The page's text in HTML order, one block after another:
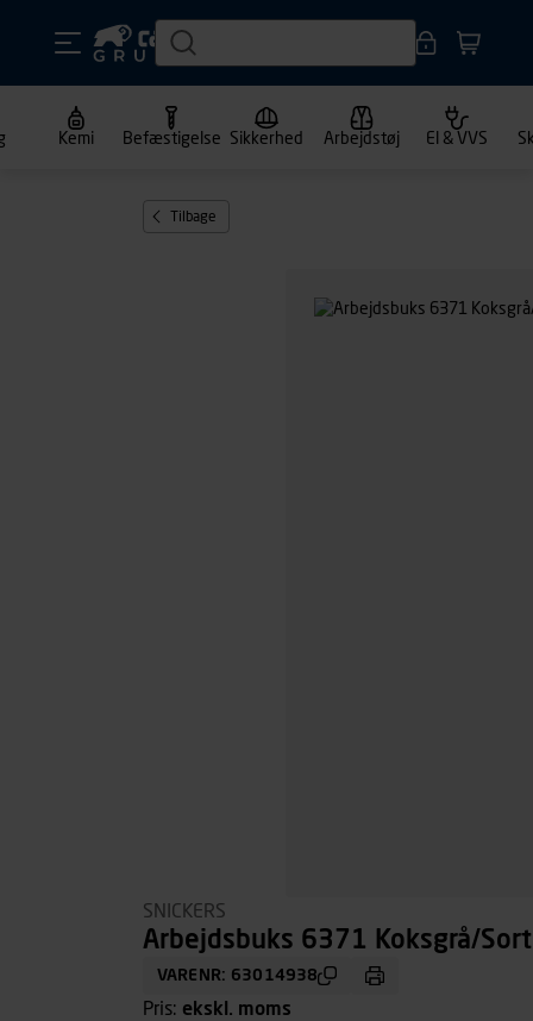
Kemi Befæstigelse Sikkerhed Arbejdstøj El & VVS
Tilbage
SNICKERS
Arbejdsbuks 6371 Koksgrå/
VARENR: 63014938
Pris: ekskl. moms